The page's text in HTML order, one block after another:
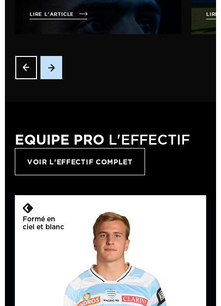
LIRE L'ARTICLE LIRE
EQUIPE PRO L'EFFECTIF
VOIR L'EFFECTIF COMPLET
Formé en
ciel et blanc